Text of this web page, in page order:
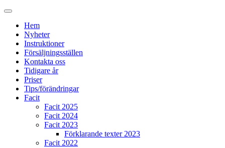
Hem
Nyheter
Instruktioner
Försäljningsställen
Kontakta oss
Tidigare år
Priser
Tips/förändringar
Facit
Facit 2025
Facit 2024
Facit 2023
Förklarande texter 2023
Facit 2022